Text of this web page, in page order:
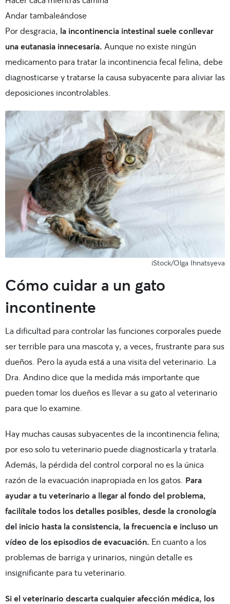
Andar tambaleándose
Por desgracia, la incontinencia intestinal suele conllevar
una eutanasia innecesaria. Aunque no existe ningún
medicamento para tratar la incontinencia fecal felina, debe
diagnosticarse y tratarse la causa subyacente para aliviar las
deposiciones incontrolables.
iStock/Olga Ihnatsyeva
Cómo cuidar a un gato
incontinente
La dificultad para controlar las funciones corporales puede
ser terrible para una mascota y, a veces, frustrante para sus
dueños. Pero la ayuda está a una visita del veterinario. La
Dra. Andino dice que la medida más importante que
pueden tomar los dueños es llevar a su gato al veterinario
para que lo examine.
Hay muchas causas subyacentes de la incontinencia felina;
por eso solo tu veterinario puede diagnosticarla y tratarla.
Además, la pérdida del control corporal no es la única
razón de la evacuación inapropiada en los gatos. Para
ayudar a tu veterinario a llegar al fondo del problema,
facilítale todos los detalles posibles, desde la cronología
del inicio hasta la consistencia, la frecuencia e incluso un
vídeo de los episodios de evacuación. En cuanto a los
problemas de barriga y urinarios, ningún detalle es
insignificante para tu veterinario.
Si el veterinario descarta cualquier afección médica, los